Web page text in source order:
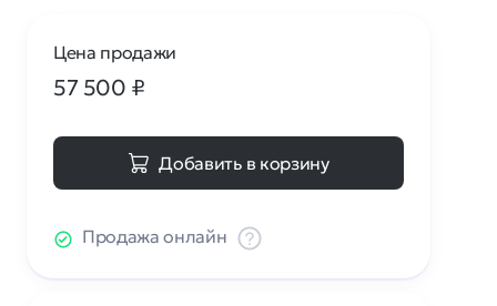
Цена продажи
57 500 ₽
Добавить в корзину
Продажа онлайн